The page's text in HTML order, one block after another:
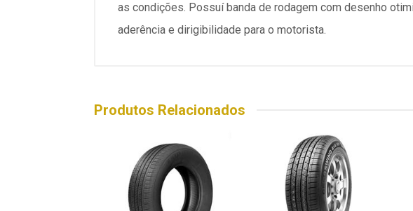
as condições. Possuí banda de rodagem com desenho
aderência e dirigibilidade para o motorista.
Produtos Relacionados